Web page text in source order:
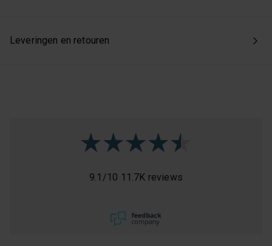
Leveringen en retouren
9.1 /10 11.7K reviews